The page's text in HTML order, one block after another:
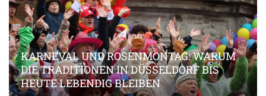
KARNEVAL UND ROSENMONTAG: WARUM
DIE TRADITIONEN IN DÜSSELDORF BIS
HEUTE LEBENDIG BLEIBEN